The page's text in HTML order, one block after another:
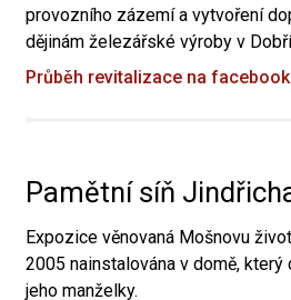
provozního zázemí a vytvoření
dějinám železářské výroby v
Průběh revitalizace na
Pamětní síň
Expozice věnovaná Mošnovu
2005 nainstalována v domě, který
jeho manželky.